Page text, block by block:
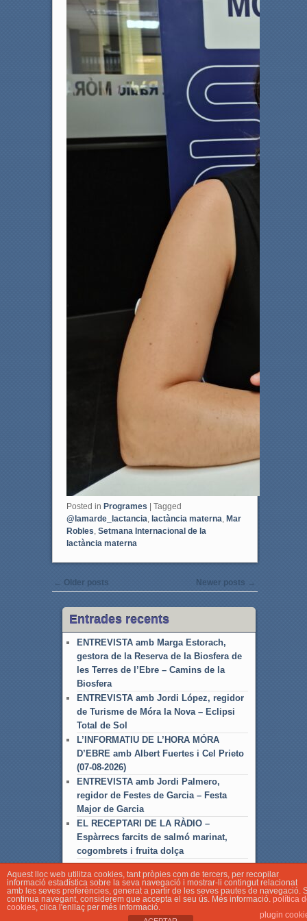
Posted in Programes | Tagged
@lamarde_lactancia lactància materna Mar
Robles Setmana Internacional de la
lactància materna
Post navigation
← Older posts Newer posts →
Entrades recents
ENTREVISTA amb Marga Estorach,
gestora de la Reserva de la Biosfera de
les Terres de l’Ebre – Camins de la
Biosfera
ENTREVISTA amb Jordi López, regidor
de Turisme de Móra la Nova – Eclipsi
Total de Sol
L’INFORMATIU DE L’HORA MÓRA
D’EBRE amb Albert Fuertes i Cel Prieto
(07-08-2026)
ENTREVISTA amb Jordi Palmero,
regidor de Festes de Garcia – Festa
Major de Garcia
EL RECEPTARI DE LA RÀDIO –
Espàrrecs farcits de salmó marinat,
cogombrets i fruita dolça
© Associació Local de Ràdio Móra d'Ebre
Aquest lloc web utilitza cookies, tant pròpies com de tercers, per recopilar
informació estadística sobre la seva navegació i mostrar-li contingut relacionat
amb les seves preferències, generat a partir de les seves pautes de navegació.
continua navegant, considerem que accepta el seu ús. Més informació. política
cookies, clica l'enllaç per més informació.
plugin